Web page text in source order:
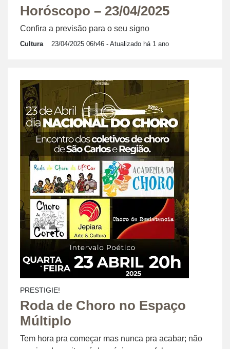
Horóscopo – 23/04/2025
Confira a previsão para o seu signo
Cultura 23/04/2025 06h46 - Atualizado há 1 ano
PRESTIGIE!
Roda de Choro no Espaço
Múltiplo
Tem hora pra começar mas nunca pra acabar; não